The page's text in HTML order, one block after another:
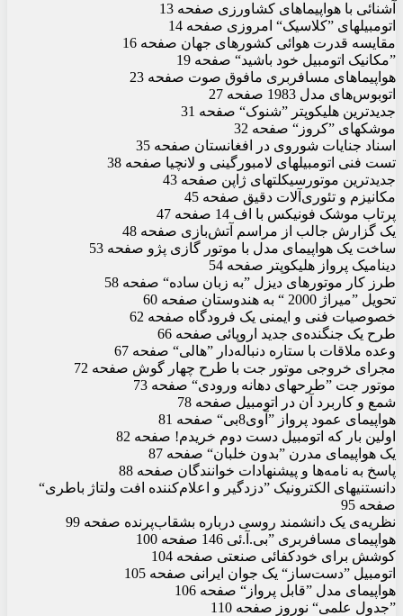
آشنائی با هواپیماهای کشاورزی صفحه 13
اتومبیلهای ”کلاسیک“ امروزی صفحه 14
مقایسه قدرت هوائی کشورهای جهان صفحه 16
”مکانیک اتومبیل خود باشید“ صفحه 19
هواپیماهای مسافربری مافوق صوت صفحه 23
اتوبوس‌های مدل 1983 صفحه 27
جدیدترین هلیکوپتر ”شنوک“ صفحه 31
موشکهای ”کروز“ صفحه 32
اسناد جنایات شوروی در افغانستان صفحه 35
تست فنی اتومبیلهای لامبورگینی و لانچیا صفحه 38
جدیدترین موتورسیکلتهای ژاپن صفحه 43
مکانیزم و تئوری‌آلات دقیق صفحه 45
پرتاب موشک فونیکس با اف 14 صفحه 47
یک گزارش جالب از مراسم آتش‌بازی صفحه 48
ساخت یک هواپیمای مدل با موتور گازی پژو صفحه 53
دینامیک پرواز هلیکوپتر صفحه 54
طرز کار موتورهای دیزل ”به زبان ساده“ صفحه 58
تحویل ”میراژ 2000 “ به هندوستان صفحه 60
خصوصیات فنی و ایمنی یک فرودگاه صفحه 62
طرح یک جنگنده‌ی جدید اروپائی صفحه 66
وعده ملاقات با ستاره دنباله‌دار ”هالی“ صفحه 67
مجرای خروجی موتور جت با طرح چهار گوش صفحه 72
موتور جت ”طرحهای دهانه ورودی“ صفحه 73
شمع و کاربرد آن در اتومبیل صفحه 78
هواپیمای عمود پرواز ”آوی8بی“ صفحه 81
اولین بار که اتومبیل دست دوم خریدم! صفحه 82
یک هواپیمای مدرن ”بدون خلبان“ صفحه 87
پاسخ به نامه‌ها و پیشنهادات خوانندگان صفحه 88
دانستنیهای الکترونیک ”دزدگیر و اعلام‌کننده افت ولتاژ باطری“
صفحه 95
نظریه‌ی یک دانشمند روسی درباره بشقاب‌پرنده صفحه 99
هواپیمای مسافربری ”بی.آ.ئی 146 صفحه 100
کوشش برای خودکفائی صنعتی صفحه 104
اتومبیل ”دست‌ساز“ یک جوان ایرانی صفحه 105
هواپیمای مدل ”قابل پرواز“ صفحه 106
”جدول علمی“ نوروز صفحه 110